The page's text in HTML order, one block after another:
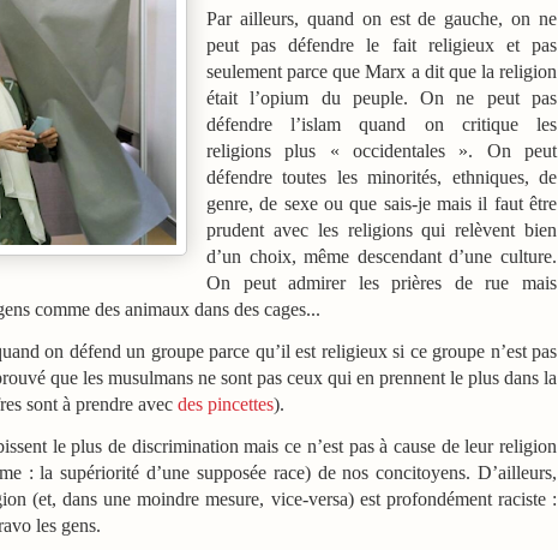
Par ailleurs, quand on est de gauche, on ne
peut pas défendre le fait religieux et pas
seulement parce que Marx a dit que la religion
était l’opium du peuple. On ne peut pas
défendre l’islam quand on critique les
religions plus « occidentales ». On peut
défendre toutes les minorités, ethniques, de
genre, de sexe ou que sais-je mais il faut être
prudent avec les religions qui relèvent bien
d’un choix, même descendant d’une culture.
On peut admirer les prières de rue mais
comme des animaux dans des cages...
on défend un groupe parce qu’il est religieux si ce groupe n’est pas
que les musulmans ne sont pas ceux qui en prennent le plus dans la
sont à prendre avec des pincettes).
le plus de discrimination mais ce n’est pas à cause de leur religion
: la supériorité d’une supposée race) de nos concitoyens. D’ailleurs,
(et, dans une moindre mesure, vice-versa) est profondément raciste :
les gens.